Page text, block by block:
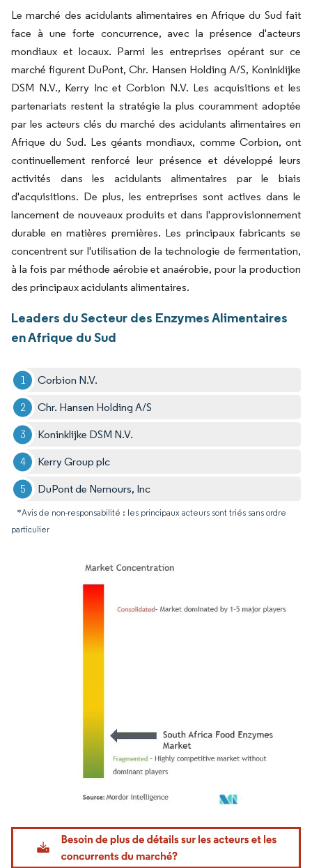
Le marché des acidulants alimentaires en Afrique du Sud fait
face à une forte concurrence, avec la présence d'acteurs
mondiaux et locaux. Parmi les entreprises opérant sur ce
marché figurent DuPont, Chr. Hansen Holding A/S, Koninklijke
DSM N.V., Kerry Inc et Corbion N.V. Les acquisitions et les
partenariats restent la stratégie la plus couramment adoptée
par les acteurs clés du marché des acidulants alimentaires en
Afrique du Sud. Les géants mondiaux, comme Corbion, ont
continuellement renforcé leur présence et développé leurs
activités dans les acidulants alimentaires par le biais
d'acquisitions. De plus, les entreprises sont actives dans le
lancement de nouveaux produits et dans l'approvisionnement
durable en matières premières. Les principaux fabricants se
concentrent sur l'utilisation de la technologie de fermentation,
à la fois par méthode aérobie et anaérobie, pour la production
des principaux acidulants alimentaires.
Leaders du Secteur des Enzymes Alimentaires
en Afrique du Sud
Corbion N.V.
Chr. Hansen Holding A/S
Koninklijke DSM N.V.
Kerry Group plc
DuPont de Nemours, Inc
*Avis de non-responsabilité : les principaux acteurs sont triés sans ordre
particulier
Image © Mordor Intelligence. La réutilisation nécessite une attribution sous CC BY